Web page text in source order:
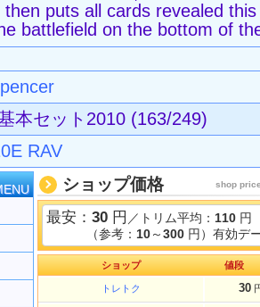
then puts all cards revealed
battlefield on the bottom of
本セット2010 (163/249)
RAV
ショップ価格 shop
最安： 30 円 ／トリム平均： 110 円
（参考： 10～300 円）有効デ
ショップ 値段
トレトク 30